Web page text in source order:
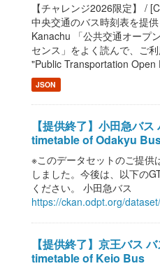
【チャレンジ2026限定】 /
中央交通のバス時刻表を提
Kanachu 「公共交通オープ
センス」をよく読んで、ご
"Public Transportation Open
JSON
【提供終了】小田急バ
timetable of Odakyu
※このデータセットのご提供
しました。今後は、以下の
ください。 小田急バス
https://ckan.odpt.org/
【提供終了】京王バス
timetable of Keio Bus